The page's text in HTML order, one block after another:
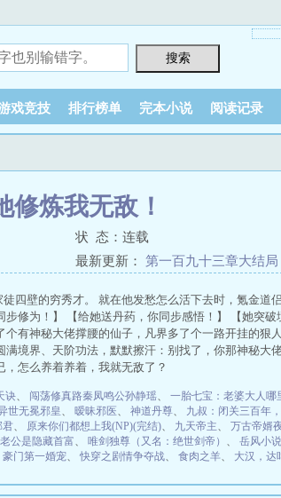
戏竞技 排行榜单 完本小说 阅读记录
炼我无敌！
状 态：连载
最新更新： 第一百九十三章大结局
四壁的穷秀才。 就在他发愁怎么活下去时，氪金道
修为！】 【给她送丹药，你同步感悟！】 【她突
有神秘大佬撑腰的仙子，凡界多了个一路开挂的狠
境界、天阶功法，默默擦汗：别找了，你那神秘大
怎么养着养着，我就无敌了？
诀、 闯荡修真路秦凤鸣公孙静瑶、 一胎七宝：老婆大人哪
世无冕邪皇、 暧昧邪医、 神道丹尊、 九叔：闭关三百年
君、 原来你们都想上我(NP)(完结)、 九天帝主、 万古帝婿
公是隐藏首富、 唯剑独尊（又名：绝世剑帝） 、 岳风小说
豪门第一婚宠、 快穿之剧情争夺战、 食肉之羊、 大汉，达